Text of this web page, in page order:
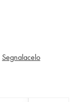
Segnalacelo